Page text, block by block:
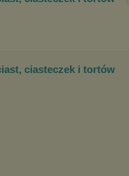
ciasteczek i tortów